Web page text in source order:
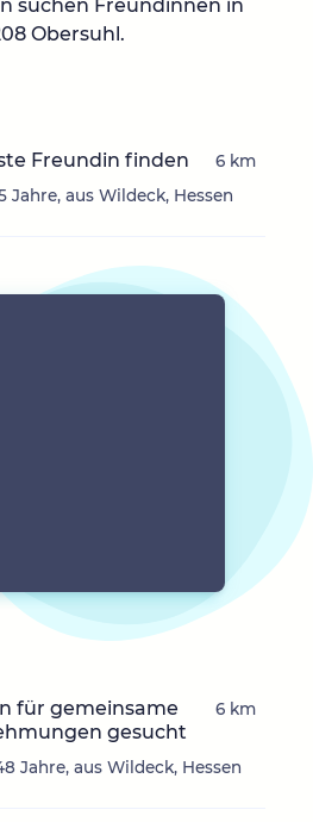
suchen Freundinnen in
Obersuhl.
Freundin finden
Jahre, aus Wildeck, Hessen
6 km
für gemeinsame
gesucht
Jahre, aus Wildeck, Hessen
6 km